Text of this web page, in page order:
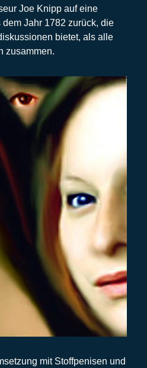
Joe Knipp auf eine
dem Jahr 1782 zurück, die
bietet, als alle
zusammen.
mit Stoffpenisen und